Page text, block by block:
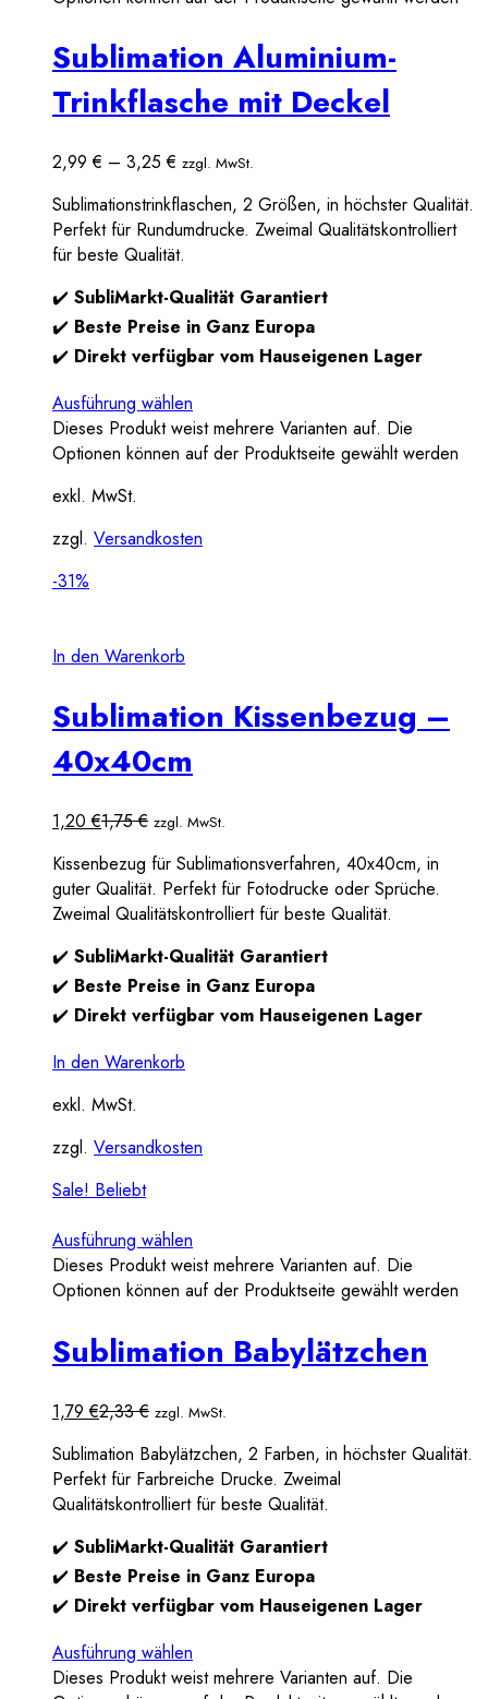
Sublimation Aluminium-
Trinkflasche mit Deckel
2,99€ – 3,25€ zzgl. MwSt.
Sublimationstrinkflaschen, 2 Größen, in höchster Qualität.
Perfekt für Rundumdrucke. Zweimal Qualitätskontrolliert
für beste Qualität.
✔️ SubliMarkt-Qualität Garantiert
✔️ Beste Preise in Ganz Europa
✔️ Direkt verfügbar vom Hauseigenen Lager
Ausführung wählen
Dieses Produkt weist mehrere Varianten auf. Die
Optionen können auf der Produktseite gewählt werden
exkl. MwSt.
zzgl. Versandkosten
-31%
In den Warenkorb
Sublimation Kissenbezug –
40x40cm
1,20€1,75€ zzgl. MwSt.
Kissenbezug für Sublimationsverfahren, 40x40cm, in
guter Qualität. Perfekt für Fotodrucke oder Sprüche.
Zweimal Qualitätskontrolliert für beste Qualität.
✔️ SubliMarkt-Qualität Garantiert
✔️ Beste Preise in Ganz Europa
✔️ Direkt verfügbar vom Hauseigenen Lager
In den Warenkorb
exkl. MwSt.
zzgl. Versandkosten
Sale! Beliebt
Ausführung wählen
Dieses Produkt weist mehrere Varianten auf. Die
Optionen können auf der Produktseite gewählt werden
Sublimation Babylätzchen
1,79€2,33€ zzgl. MwSt.
Sublimation Babylätzchen, 2 Farben, in höchster Qualität.
Perfekt für Farbreiche Drucke. Zweimal
Qualitätskontrolliert für beste Qualität.
✔️ SubliMarkt-Qualität Garantiert
✔️ Beste Preise in Ganz Europa
✔️ Direkt verfügbar vom Hauseigenen Lager
Ausführung wählen
Dieses Produkt weist mehrere Varianten auf. Die